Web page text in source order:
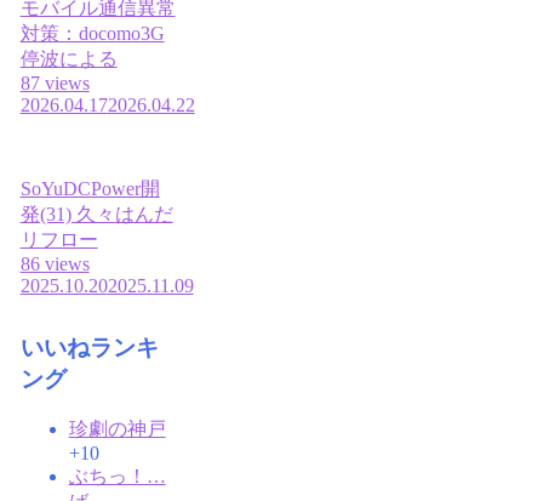
モバイル通信異常
対策：docomo3G
停波による
87 views
2026.04.172026.04.22
SoYuDCPower開
発(31) 久々はんだ
リフロー
86 views
2025.10.202025.11.09
いいねランキ
ング
珍劇の神戸
+10
ぶちっ！…